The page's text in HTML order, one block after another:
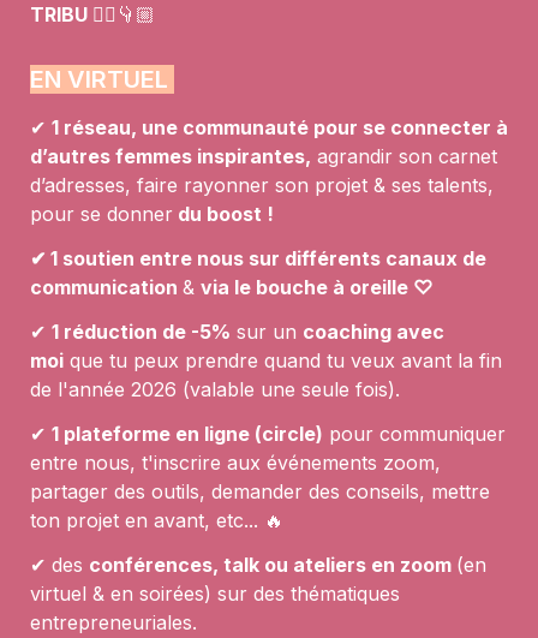
TRIBU 👯‍♀️👇🏼
EN VIRTUEL
✔︎ 1 réseau, une communauté pour se connecter à
d’autres femmes inspirantes, agrandir son carnet
d’adresses, faire rayonner son projet & ses talents,
pour se donner du boost !
✔︎ 1 soutien entre nous sur différents canaux de
communication & via le bouche à oreille ♡
✔︎ 1 réduction de -5% sur un coaching avec
moi que tu peux prendre quand tu veux avant la fin
de l'année 2026 (valable une seule fois).
✔︎ 1 plateforme en ligne (circle) pour communiquer
entre nous, t'inscrire aux événements zoom,
partager des outils, demander des conseils, mettre
ton projet en avant, etc... 🔥
✔︎ des conférences, talk ou ateliers en zoom (en
virtuel & en soirées) sur des thématiques
entrepreneuriales.